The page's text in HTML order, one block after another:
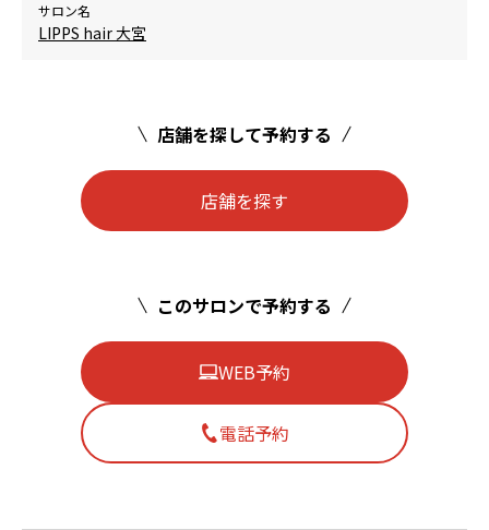
サロン名
LIPPS hair 大宮
店舗を探して予約する
店舗を探す
このサロンで予約する
WEB予約
電話予約